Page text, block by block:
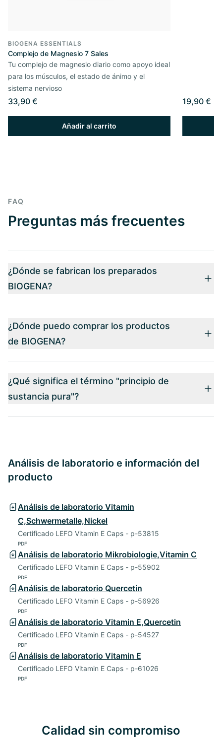
BIOGENA ESSENTIALS
Complejo de Magnesio 7 Sales
Tu complejo de magnesio diario como apoyo ideal
para los músculos, el estado de ánimo y el
sistema nervioso
33,90 €
Añadir al carrito
19,90 €
FAQ
Preguntas más frecuentes
¿Dónde se fabrican los preparados
BIOGENA?
¿Dónde puedo comprar los productos
de BIOGENA?
¿Qué significa el término "principio de
sustancia pura"?
Análisis de laboratorio e información del
producto
Análisis de laboratorio Vitamin
C,Schwermetalle,Nickel
Certificado LEFO Vitamin E Caps - p-53815
PDF
Análisis de laboratorio Mikrobiologie,Vitamin C
Certificado LEFO Vitamin E Caps - p-55902
PDF
Análisis de laboratorio Quercetin
Certificado LEFO Vitamin E Caps - p-56926
PDF
Análisis de laboratorio Vitamin E,Quercetin
Certificado LEFO Vitamin E Caps - p-54527
PDF
Análisis de laboratorio Vitamin E
Certificado LEFO Vitamin E Caps - p-61026
PDF
Calidad sin compromiso